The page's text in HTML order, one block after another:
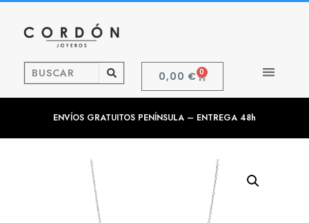
0,00 € 0
ENVÍOS GRATUITOS PENÍNSULA – ENTREGA 48h